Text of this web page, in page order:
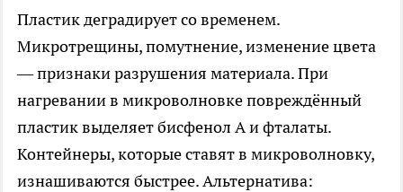
Пластик деградирует со временем.
Микротрещины, помутнение, изменение цвета
— признаки разрушения материала. При
нагревании в микроволновке повреждённый
пластик выделяет бисфенол А и фталаты.
Контейнеры, которые ставят в микроволновку,
изнашиваются быстрее. Альтернатива: